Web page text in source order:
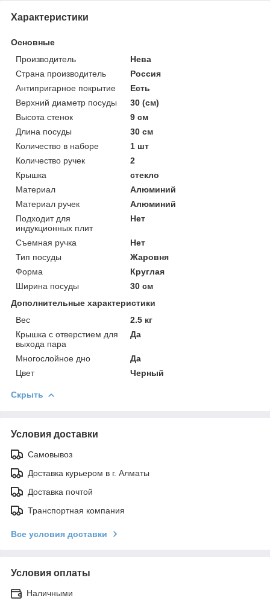
Характеристики
Основные
Производитель
Нева
Страна производитель
Россия
Антипригарное покрытие
Есть
Верхний диаметр посуды
30 (см)
Высота стенок
9 см
Длина посуды
30 см
Количество в наборе
1 шт
Количество ручек
2
Крышка
стекло
Материал
Алюминий
Материал ручек
Алюминий
Подходит для
индукционных плит
Нет
Съемная ручка
Нет
Тип посуды
Жаровня
Форма
Круглая
Ширина посуды
30 см
Дополнительные характеристики
Вес
2.5 кг
Крышка с отверстием для
выхода пара
Да
Многослойное дно
Да
Цвет
Черный
Скрыть
Условия доставки
Самовывоз
Доставка курьером в г. Алматы
Доставка почтой
Транспортная компания
Все условия доставки
Условия оплаты
Наличными